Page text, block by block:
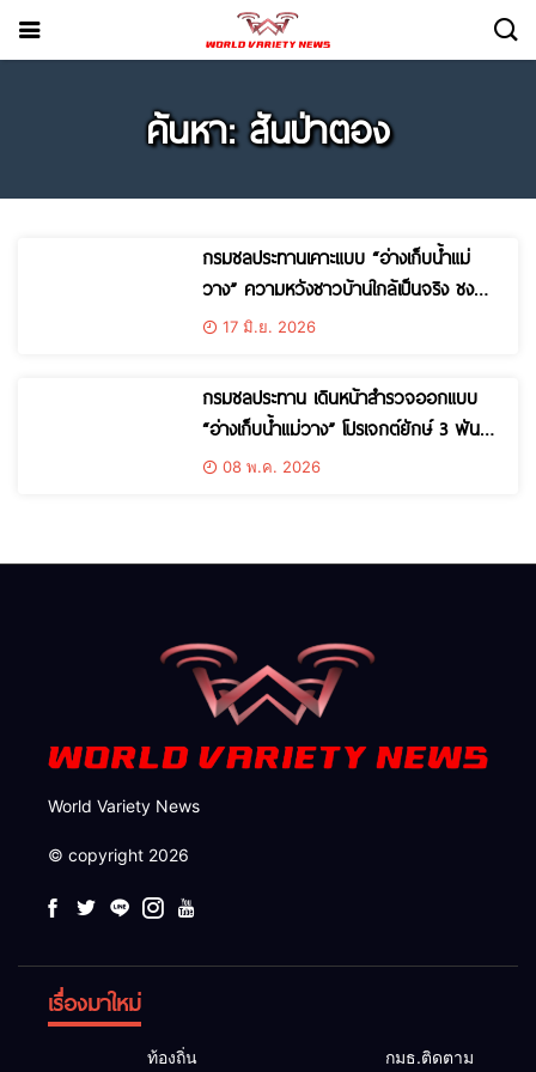
ค้นหา: สันป่าตอง
กรมชลประทานเคาะแบบ “อ่างเก็บน้ำแม่
วาง” ความหวังชาวบ้านใกล้เป็นจริง ชง
ครม. สร้างแหล่งน้ำใหญ่หล่อเลี้ยง 3 อำเภอ
17 มิ.ย. 2026
กรมชลประทาน เดินหน้าสำรวจออกแบบ
“อ่างเก็บน้ำแม่วาง” โปรเจกต์ยักษ์ 3 พัน
ล้าน แก้แล้ง-น้ำท่วมซ้ำซาก 3 อำเภอ ชาว
08 พ.ค. 2026
World Variety News
© copyright 2026
เรื่องมาใหม่
ท้องถิ่น กมธ.ติดตาม